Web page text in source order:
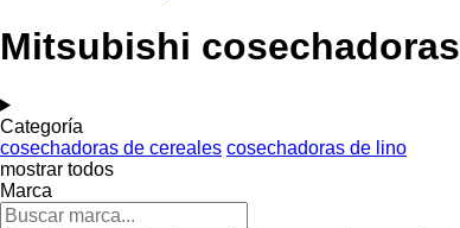
Mitsubishi cosechadoras
Categoría
cosechadoras de cereales cosechadoras de lino
mostrar todos
Marca